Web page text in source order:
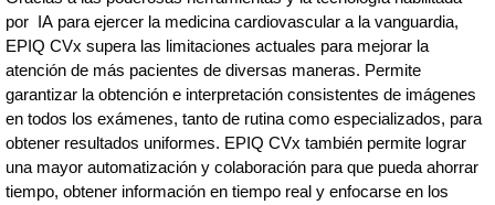
por IA para ejercer la medicina cardiovascular a la vanguardia,
EPIQ CVx supera las limitaciones actuales para mejorar la
atención de más pacientes de diversas maneras. Permite
garantizar la obtención e interpretación consistentes de imágenes
en todos los exámenes, tanto de rutina como especializados, para
obtener resultados uniformes. EPIQ CVx también permite lograr
una mayor automatización y colaboración para que pueda ahorrar
tiempo, obtener información en tiempo real y enfocarse en los